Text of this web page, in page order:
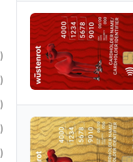
)
)
)
)
)